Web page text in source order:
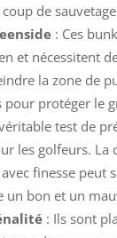
de
: Ces
et nécessitent
la zone de
pour protéger le
test de
les golfeurs. La
finesse peut
un bon et un
: Ils sont